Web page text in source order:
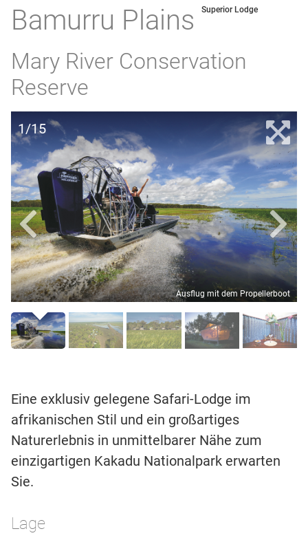
Bamurru Plains Superior Lodge
Mary River Conservation
Reserve
1/15
Ausflug mit dem Propellerboot
Eine exklusiv gelegene Safari-Lodge im
afrikanischen Stil und ein großartiges
Naturerlebnis in unmittelbarer Nähe zum
einzigartigen Kakadu Nationalpark erwarten
Sie.
Lage